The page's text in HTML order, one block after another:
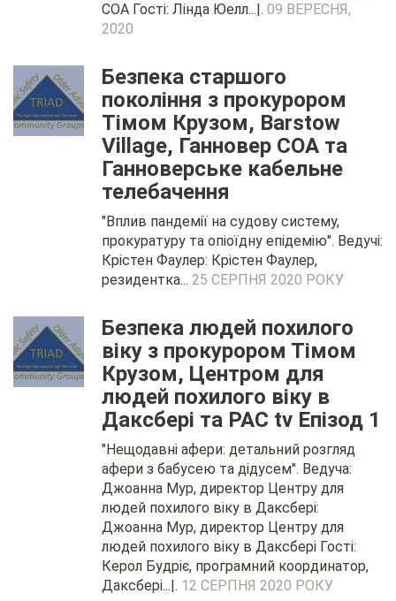
COA Гості: Лінда Юелл...|. 09 ВЕРЕСНЯ,
2020
Безпека старшого
покоління з прокурором
Тімом Крузом, Barstow
Village, Ганновер COA та
Ганноверське кабельне
телебачення
"Вплив пандемії на судову систему,
прокуратуру та опіоїдну епідемію". Ведучі:
Крістен Фаулер: Крістен Фаулер,
резидентка... 25 СЕРПНЯ 2020 РОКУ
Безпека людей похилого
віку з прокурором Тімом
Крузом, Центром для
людей похилого віку в
Даксбері та PAC tv Епізод 1
"Нещодавні афери: детальний розгляд
афери з бабусею та дідусем". Ведуча:
Джоанна Мур, директор Центру для
людей похилого віку в Даксбері:
Джоанна Мур, директор Центру для
людей похилого віку в Даксбері Гості:
Керол Будріє, програмний координатор,
Даксбері...|. 12 СЕРПНЯ 2020 РОКУ